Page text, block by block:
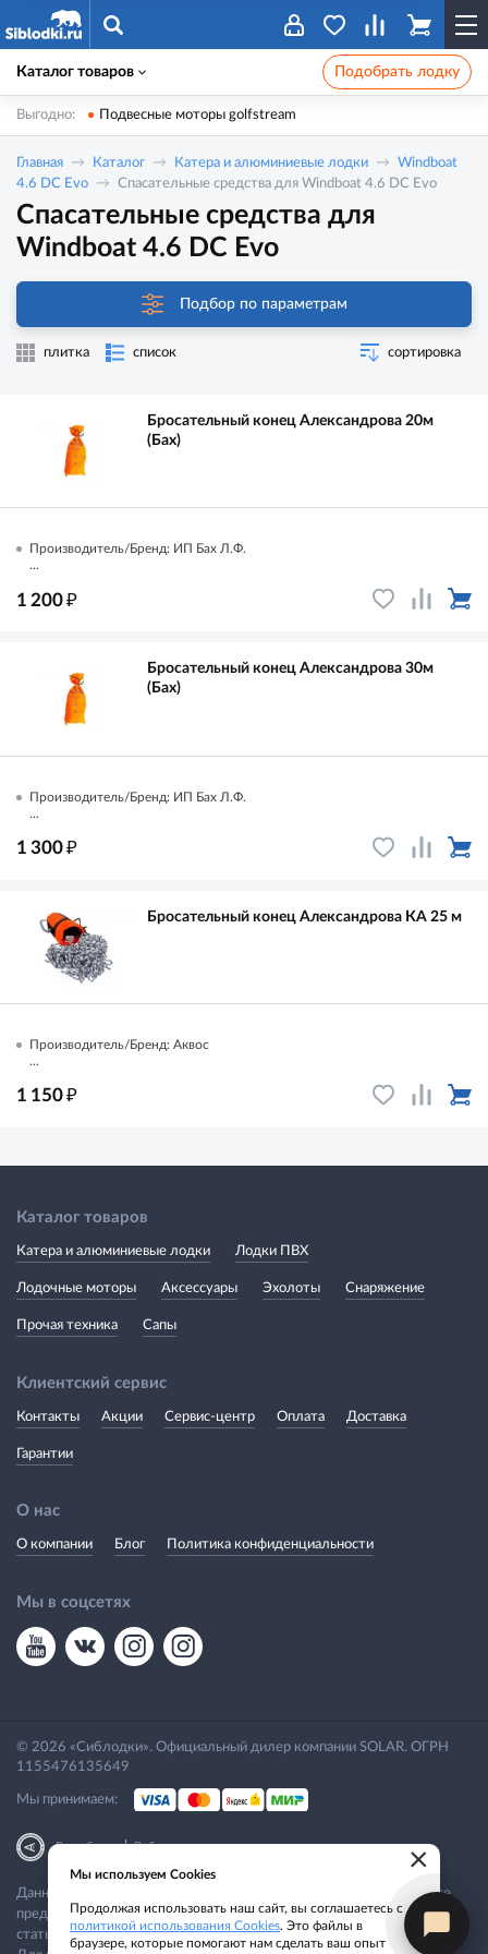
Каталог товаров Подобрать лодку
Выгодно: Подвесные моторы golfstream
Главная Каталог Катера и алюминиевые лодки
Windboat
4.6 DC Evo
Спасательные средства для Windboat 4.6 DC Evo
Спасательные средства для
Windboat 4.6 DC Evo
Подбор по параметрам
плитка список сортировка
Бросательный конец Александрова 20м
(Бах)
Производитель/Бренд: ИП Бах Л.Ф.
...
1 200₽
Бросательный конец Александрова 30м
(Бах)
Производитель/Бренд: ИП Бах Л.Ф.
...
1 300₽
Бросательный конец Александрова КА 25 м
Производитель/Бренд: Аквос
...
1 150₽
Каталог товаров
Катера и алюминиевые лодки Лодки ПВХ
Лодочные моторы Аксессуары Эхолоты Снаряжение
Прочая техника Сапы
Клиентский сервис
Контакты Акции Сервис-центр Оплата Доставка
Гарантии
О нас
О компании Блог Политика конфиденциальности
Мы в соцсетях
© 2026 «Сиблодки». Официальный дилер компании SOLAR. ОГРН
1155476135649
Мы принимаем:
Разработка|Веб-аналитика
Данный сайт носит исключительно информационный характер. Все
представленные предложения не являются офертой, определяемой
статьей 437 ГК РФ.
×
Мы используем Cookies
Продолжая использовать наш сайт, вы соглашаетесь с
политикой использования Cookies. Это файлы в
браузере, которые помогают нам сделать ваш опыт